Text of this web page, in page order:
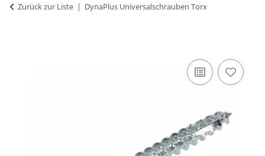
Zurück zur Liste DynaPlus Universalschrauben Torx